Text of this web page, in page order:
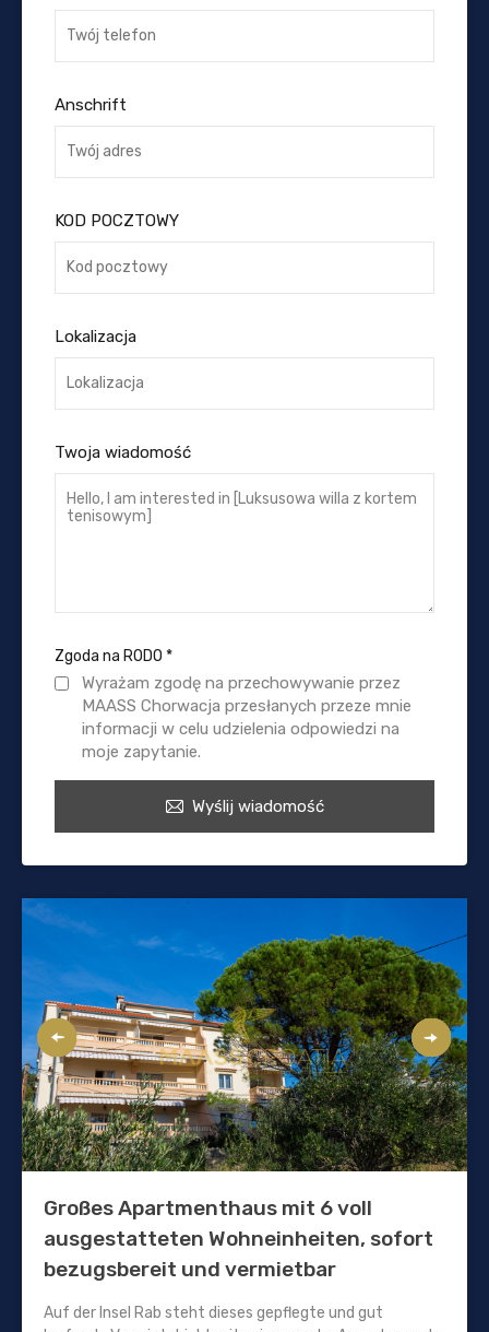
Anschrift
KOD POCZTOWY
Lokalizacja
Twoja wiadomość
Zgoda na RODO *
Wyrażam zgodę na przechowywanie przez
MAASS Chorwacja przesłanych przeze mnie
informacji w celu udzielenia odpowiedzi na
moje zapytanie.
Wyślij wiadomość
Großes Apartmenthaus mit 6 voll
ausgestatteten Wohneinheiten, sofort
bezugsbereit und vermietbar
Auf der Insel Rab steht dieses gepflegte und gut